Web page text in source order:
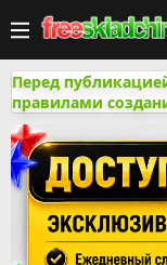
Перед
правилами